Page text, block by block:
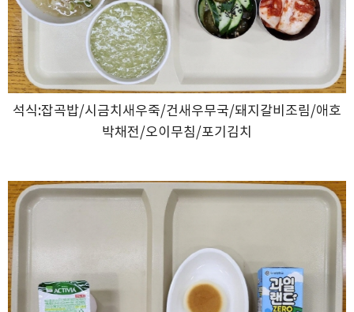
석식:잡곡밥/시금치새우죽/건새우무국/돼지갈비조림/애호
박채전/오이무침/포기김치